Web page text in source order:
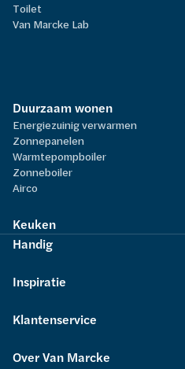
Toilet
Van Marcke Lab
Duurzaam wonen
Energiezuinig verwarmen
Zonnepanelen
Warmtepompboiler
Zonneboiler
Airco
Keuken
Handig
Inspiratie
Klantenservice
Over Van Marcke